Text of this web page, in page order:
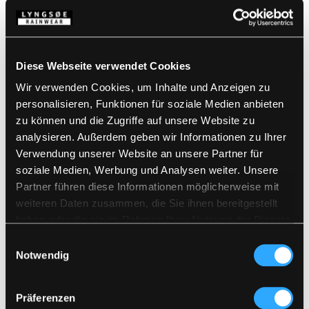
Diese Webseite verwendet Cookies
Wir verwenden Cookies, um Inhalte und Anzeigen zu
personalisieren, Funktionen für soziale Medien anbieten
zu können und die Zugriffe auf unsere Website zu
analysieren. Außerdem geben wir Informationen zu Ihrer
Verwendung unserer Website an unsere Partner für
soziale Medien, Werbung und Analysen weiter. Unsere
Partner führen diese Informationen möglicherweise mit
weiteren Daten zusammen, die Sie ihnen bereitgestellt
Notwendig
Präferenzen
POLYESTERQUALITÄT
XS - 5XL